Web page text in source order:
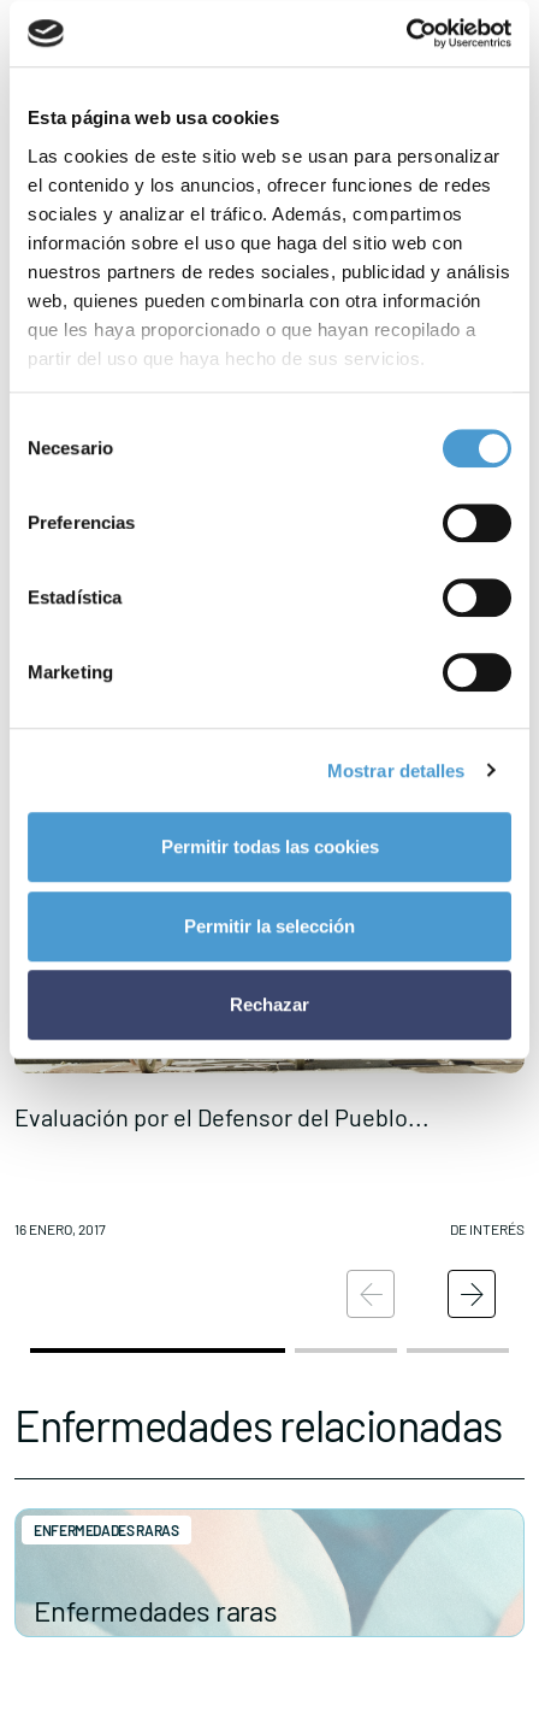
Esta página web usa cookies
Las cookies de este sitio web se usan para personalizar
el contenido y los anuncios, ofrecer funciones de redes
sociales y analizar el tráfico. Además, compartimos
información sobre el uso que haga del sitio web con
nuestros partners de redes sociales, publicidad y análisis
web, quienes pueden combinarla con otra información
que les haya proporcionado o que hayan recopilado a
partir del uso que haya hecho de sus servicios.
de cookies
Necesario
Preferencias
Estadística
Marketing
Mostrar detalles
Permitir todas las cookies
Permitir la selección
Rechazar
competitiva, y como gesto de
a nuestra Asociación, se
pedirá a los corredores que
para sacer una
enfermedades raras ”.
Elpreciode la inscripción en la prueba se ha establecido en solo
5 euros. Para inscribirte en la prueba,clica aquí.
Paramás informaciónsobre la iniciativa,clica aquí.
– A día de hoy,89 asociaciones de pacientes dedicadas a las
Noticias
relacionadas
Evaluación por el Defensor del Pueblo...
16 ENERO, 2017 DE INTERÉS
Enfermedades relacionadas
Enfermedades raras
ENFERMEDADES RARAS